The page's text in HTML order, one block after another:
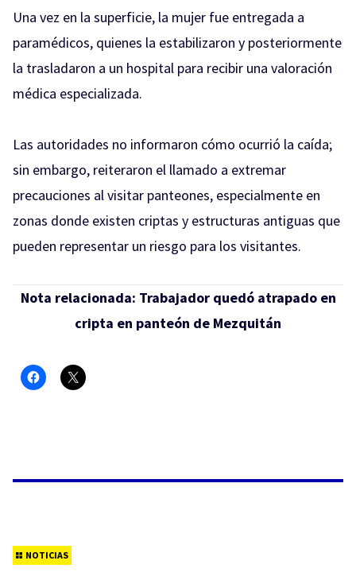
Una vez en la superficie, la mujer fue entregada a
paramédicos, quienes la estabilizaron y posteriormente
la trasladaron a un hospital para recibir una valoración
médica especializada.
Las autoridades no informaron cómo ocurrió la caída;
sin embargo, reiteraron el llamado a extremar
precauciones al visitar panteones, especialmente en
zonas donde existen criptas y estructuras antiguas que
pueden representar un riesgo para los visitantes.
Nota relacionada: Trabajador quedó atrapado en
cripta en panteón de Mezquitán
NOTICIAS